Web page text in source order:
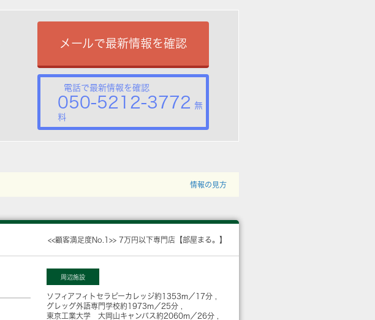
メールで最新情報を確認
電話で最新情報を確認
050-5212-3772 無
料
情報の見方
<<顧客満足度No.1>> 7万円以下専門店【部屋まる。】
周辺施設
ソフィアフィトセラピーカレッジ約1353m／17分
グレッグ外語専門学校約1973m／25分
東京工業大学 大岡山キャンパス約2060m／26分